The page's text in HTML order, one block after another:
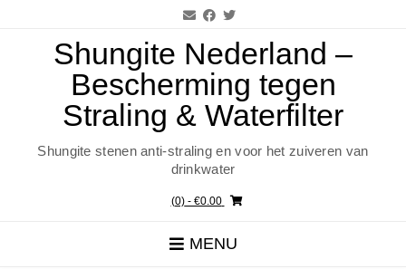
Shungite Nederland –
Bescherming tegen
Straling & Waterfilter
Shungite stenen anti-straling en voor het zuiveren van
drinkwater
(0)- €0.00
MENU